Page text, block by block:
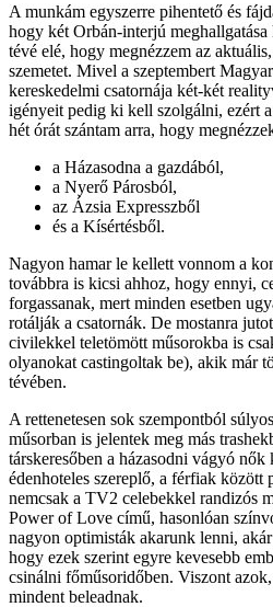
A munkám egyszerre pihentető és
hogy két Orbán-interjú
tévé elé, hogy megnézzem az
szemetet. Mivel a szeptembert
kereskedelmi csatornája két-két
igényeit pedig ki kell szolgálni, ezért
hét órát szántam arra, hogy
a Házasodna a gazdából,
a Nyerő Párosból,
az Ázsia Expresszből
és a Kísértésből.
Nagyon hamar le kellett vonnom a
továbbra is kicsi ahhoz, hogy ennyi,
forgassanak, mert minden esetben
rotálják a csatornák. De mostanra
civilekkel teletömött műsorokba is
olyanokat castingoltak be), akik már
tévében.
A rettenetesen sok szempontból
műsorban is jelentek meg más
társkeresőben a házasodni vágyó
édenhoteles szereplő, a férfiak
nemcsak a TV2 celebekkel randizós
Power of Love című, hasonlóan
nagyon optimisták akarunk lenni,
hogy ezek szerint egyre kevesebb
csinálni főműsoridőben. Viszont
mindent beleadnak.